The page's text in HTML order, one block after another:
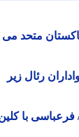
متحد می
رئال زیر
با کلین